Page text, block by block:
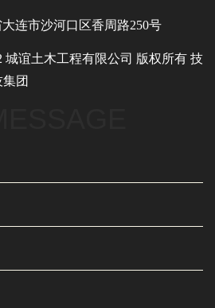
市沙河口区香周路250号
城谊土木工程有限公司 版权所有 技
团